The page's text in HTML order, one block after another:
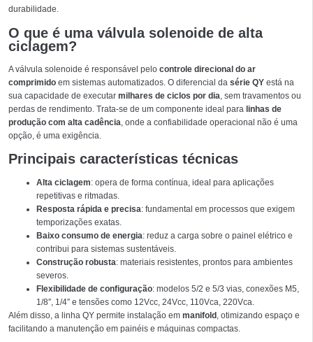
durabilidade.
O que é uma válvula solenoide de alta
ciclagem?
A válvula solenoide é responsável pelo controle direcional do ar
comprimido em sistemas automatizados. O diferencial da série QY está na
sua capacidade de executar milhares de ciclos por dia, sem travamentos ou
perdas de rendimento. Trata-se de um componente ideal para linhas de
produção com alta cadência, onde a confiabilidade operacional não é uma
opção, é uma exigência.
Principais características técnicas
Alta ciclagem: opera de forma contínua, ideal para aplicações
repetitivas e ritmadas.
Resposta rápida e precisa: fundamental em processos que exigem
temporizações exatas.
Baixo consumo de energia: reduz a carga sobre o painel elétrico e
contribui para sistemas sustentáveis.
Construção robusta: materiais resistentes, prontos para ambientes
severos.
Flexibilidade de configuração: modelos 5/2 e 5/3 vias, conexões M5,
1/8″, 1/4″ e tensões como 12Vcc, 24Vcc, 110Vca, 220Vca.
Além disso, a linha QY permite instalação em manifold , otimizando espaço e
facilitando a manutenção em painéis e máquinas compactas.